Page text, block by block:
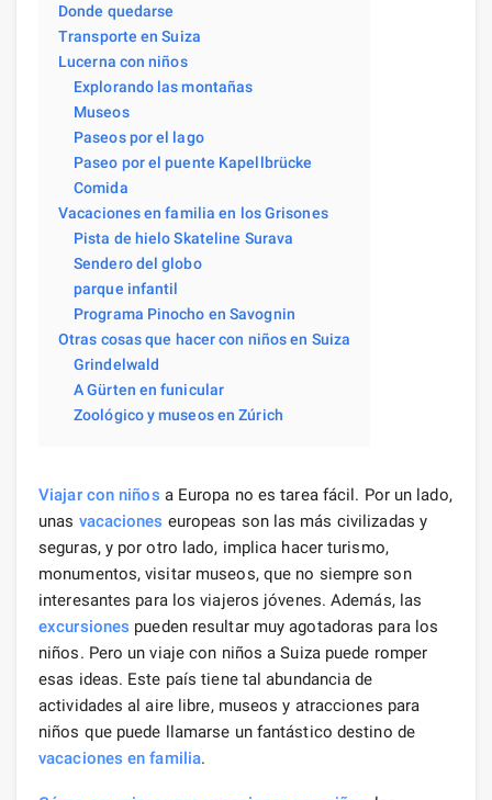
Donde quedarse
Transporte en Suiza
Lucerna con niños
Explorando las montañas
Museos
Paseos por el lago
Paseo por el puente Kapellbrücke
Comida
Vacaciones en familia en los Grisones
Pista de hielo Skateline Surava
Sendero del globo
parque infantil
Programa Pinocho en Savognin
Otras cosas que hacer con niños en Suiza
Grindelwald
A Gürten en funicular
Zoológico y museos en Zúrich
Viajar con niños a Europa no es tarea fácil. Por un lado,
unas vacaciones europeas son las más civilizadas y
seguras, y por otro lado, implica hacer turismo,
monumentos, visitar museos, que no siempre son
interesantes para los viajeros jóvenes. Además, las
excursiones pueden resultar muy agotadoras para los
niños. Pero un viaje con niños a Suiza puede romper
esas ideas. Este país tiene tal abundancia de
actividades al aire libre, museos y atracciones para
niños que puede llamarse un fantástico destino de
vacaciones en familia.